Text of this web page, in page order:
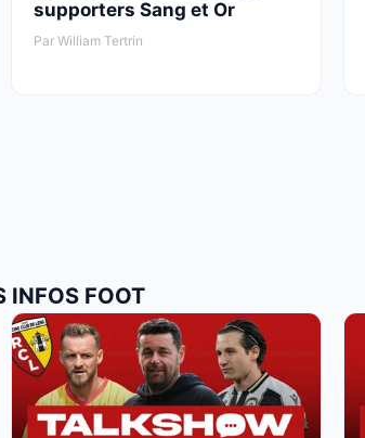
supporters Sang et Or
Par William Tertrin
INFOS FOOT